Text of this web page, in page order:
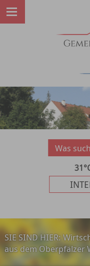
SIE SIND HIER:
aus dem Oberpfälzer